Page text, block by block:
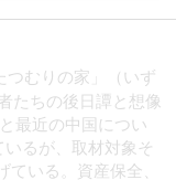
つむりの家」（いず
たちの後日譚と想像
最近の中国につい
るが、取材対象そ
いる。資産保全、